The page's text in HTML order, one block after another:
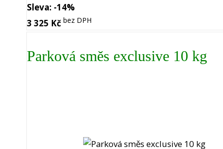
Sleva: -14%
3 325 Kč bez DPH
Parková směs exclusive 10 kg